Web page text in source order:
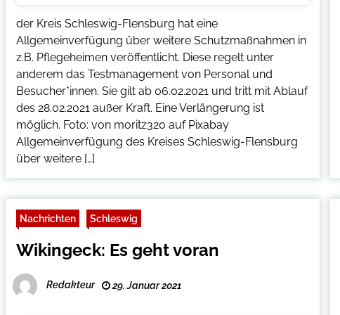
der Kreis Schleswig-Flensburg hat eine
Allgemeinverfügung über weitere Schutzmaßnahmen in
z.B. Pflegeheimen veröffentlicht. Diese regelt unter
anderem das Testmanagement von Personal und
Besucher*innen. Sie gilt ab 06.02.2021 und tritt mit Ablauf
des 28.02.2021 außer Kraft. Eine Verlängerung ist
möglich. Foto: von moritz320 auf Pixabay
Allgemeinverfügung des Kreises Schleswig-Flensburg
über weitere […]
Nachrichten Schleswig
Wikingeck: Es geht voran
Redakteur 29. Januar 2021